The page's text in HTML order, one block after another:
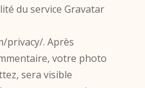
du service Gravatar
privacy/. Après
votre photo
sera visible